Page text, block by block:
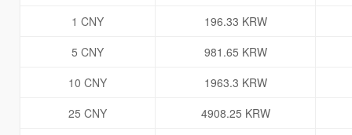
1 CNY
196.33 KRW
5 CNY
981.65 KRW
10 CNY
1963.3 KRW
25 CNY
4908.25 KRW